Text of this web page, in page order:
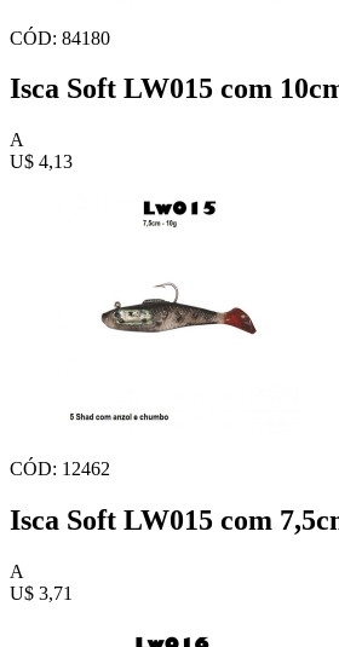
CÓD: 84180
Isca Soft LW015 com
A
U$ 4,13
CÓD: 12462
Isca Soft LW015 com
A
U$ 3,71